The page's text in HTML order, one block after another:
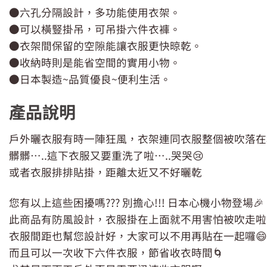
●六孔分隔設計，多功能使用衣架。
●可以橫豎掛吊，可吊掛六件衣褲。
●衣架間保留的空隙能讓衣服更快晾乾。
●收納時則是能省空間的實用小物。
●日本製造~品質優良~便利生活。
產品說明
戶外曬衣服有時一陣狂風，衣架連同衣服整個被吹落
髒髒…..這下衣服又要重洗了啦…..哭哭😢
或者衣服排排貼掛，距離太近又不好曬乾
您有以上這些困擾嗎??? 別擔心!!! 日本心機小物登場🎉
此商品有防風設計，衣服掛在上面就不用害怕被吹走
衣服間距也幫您設計好，大家可以不用再貼在一起囉😄
而且可以一次收下六件衣服，節省收衣時間🌀